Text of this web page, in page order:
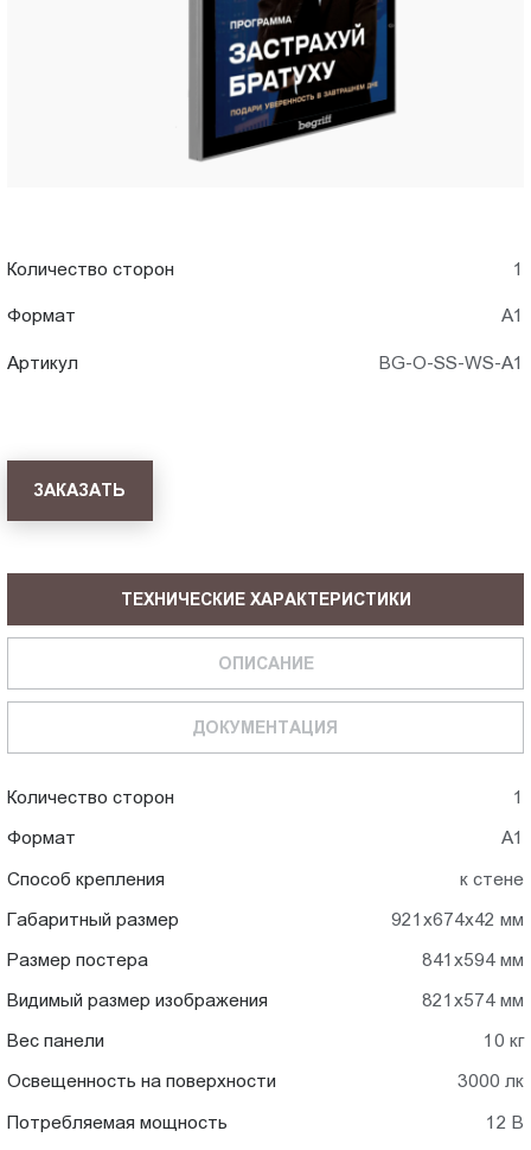
Количество сторон 1
Формат А1
Артикул BG-O-SS-WS-A1
ЗАКАЗАТЬ
ТЕХНИЧЕСКИЕ ХАРАКТЕРИСТИКИ
ОПИСАНИЕ
ДОКУМЕНТАЦИЯ
Количество сторон 1
Формат А1
Способ крепления к стене
Габаритный размер 921x674x42 мм
Размер постера 841x594 мм
Видимый размер изображения 821x574 мм
Вес панели 10 кг
Освещенность на поверхности 3000 лк
Потребляемая мощность 12 В